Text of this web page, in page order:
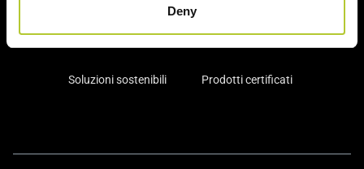
Deny
Soluzioni sostenibili Prodotti certificati